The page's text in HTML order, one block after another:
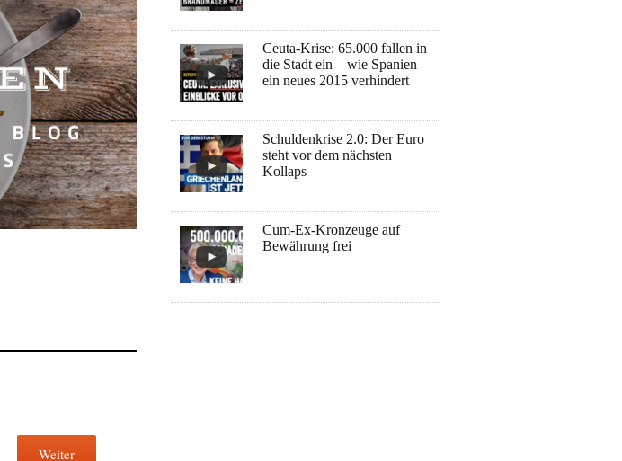
Weiter
Ceuta-Krise: 65.000 fallen in
die Stadt ein – wie Spanien
ein neues 2015 verhindert
Schuldenkrise 2.0: Der Euro
steht vor dem nächsten
Kollaps
Cum-Ex-Kronzeuge auf
Bewährung frei